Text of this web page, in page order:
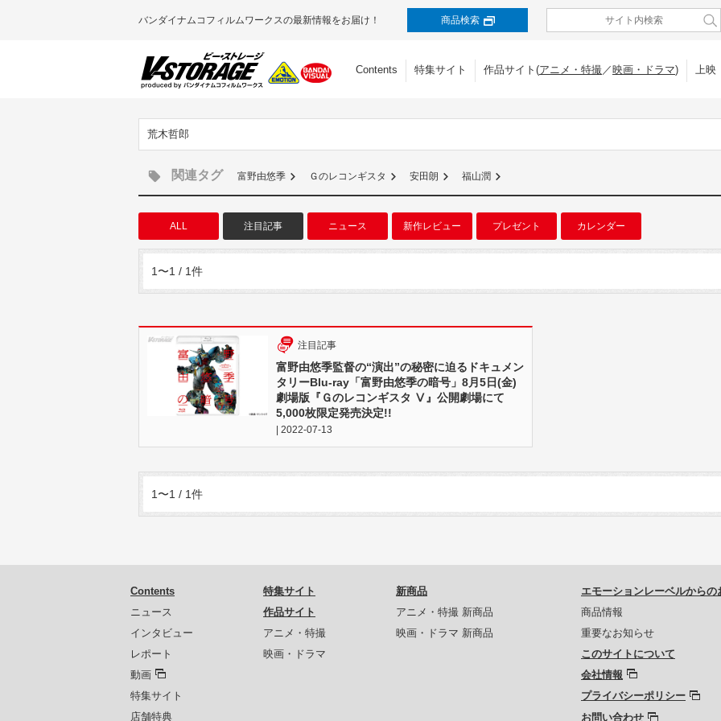
バンダイナムコフィルムワークスの最新情報をお届け！ 商品検索
Contents 特集サイト 作品サイト(アニメ・特撮／映画・ドラマ) 上映
荒木哲郎
関連タグ 富野由悠季 Ｇのレコンギスタ 安田朗 福山潤
ALL 注目記事 ニュース 新作レビュー プレゼント カレンダー
1〜1 / 1件
注目記事
富野由悠季監督の“演出”の秘密に迫るドキュメン
タリーBlu-ray「富野由悠季の暗号」8月5日(金)
劇場版『Ｇのレコンギスタ Ⅴ』公開劇場にて
5,000枚限定発売決定!!
| 2022-07-13
1〜1 / 1件
Contents
ニュース
インタビュー
レポート
動画
特集サイト
店舗特典
特集サイト
作品サイト
アニメ・特撮
映画・ドラマ
新商品
アニメ・特撮 新商品
映画・ドラマ 新商品
エモーションレーベルからの
商品情報
重要なお知らせ
このサイトについて
会社情報
プライバシーポリシー
お問い合わせ